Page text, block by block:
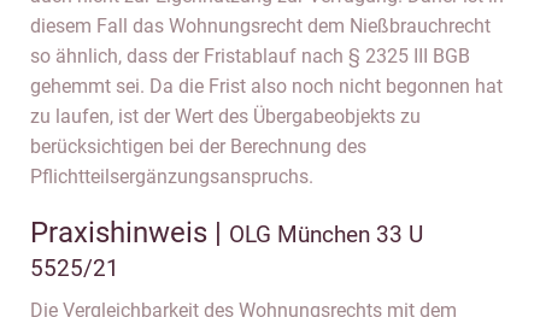
diesem Fall das Wohnungsrecht dem Nießbrauchrecht
so ähnlich, dass der Fristablauf nach § 2325 III BGB
gehemmt sei. Da die Frist also noch nicht begonnen hat
zu laufen, ist der Wert des Übergabeobjekts zu
berücksichtigen bei der Berechnung des
Pflichtteilsergänzungsanspruchs.
Praxishinweis | OLG München 33 U
5525/21
Die Vergleichbarkeit des Wohnungsrechts mit dem